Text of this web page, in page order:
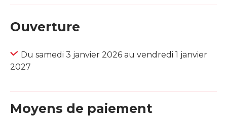
Ouverture
Du samedi 3 janvier 2026 au vendredi 1 janvier
2027
Moyens de paiement